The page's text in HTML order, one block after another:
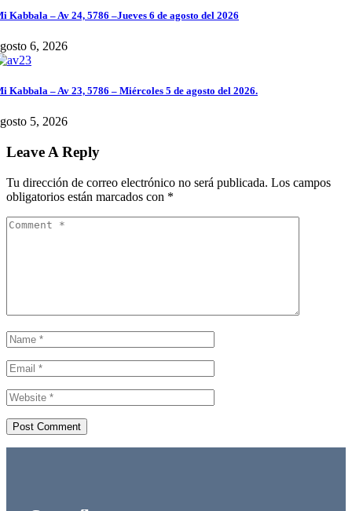
Kabbala – Av 24, 5786 –Jueves 6 de agosto del 2026
6, 2026
Kabbala – Av 23, 5786 – Miércoles 5 de agosto del 2026.
5, 2026
Leave A Reply
Tu dirección de correo electrónico no será publicada. Los campos
obligatorios están marcados con *